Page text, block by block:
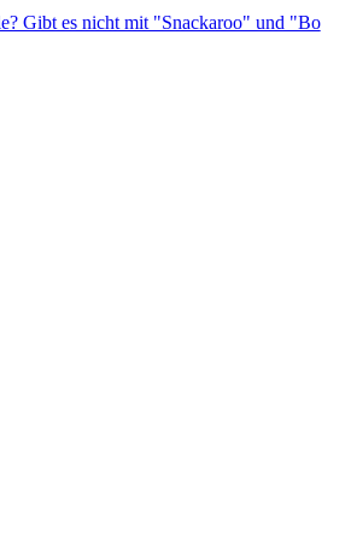
Gibt es nicht mit "Snackaroo" und "Bo